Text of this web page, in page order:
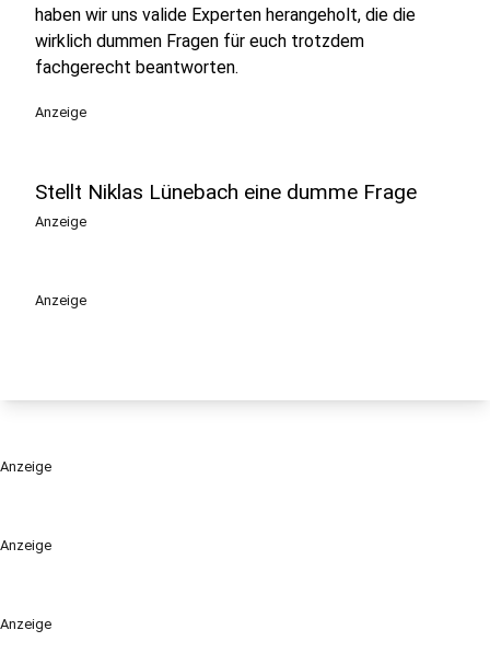
Anzeige
Anzeige
haben wir uns valide Experten herangeholt, die die
wirklich dummen Fragen für euch trotzdem
fachgerecht beantworten.
Anzeige
Stellt Niklas Lünebach eine dumme Frage
Anzeige
Anzeige
Anzeige